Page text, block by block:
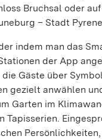
Bruchsal oder
– Stadt
indem man das
der App
Gäste über
gezielt anwählen
Garten im
Tapisserien.